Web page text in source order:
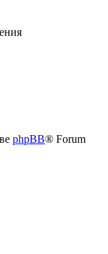
phpBB® Forum